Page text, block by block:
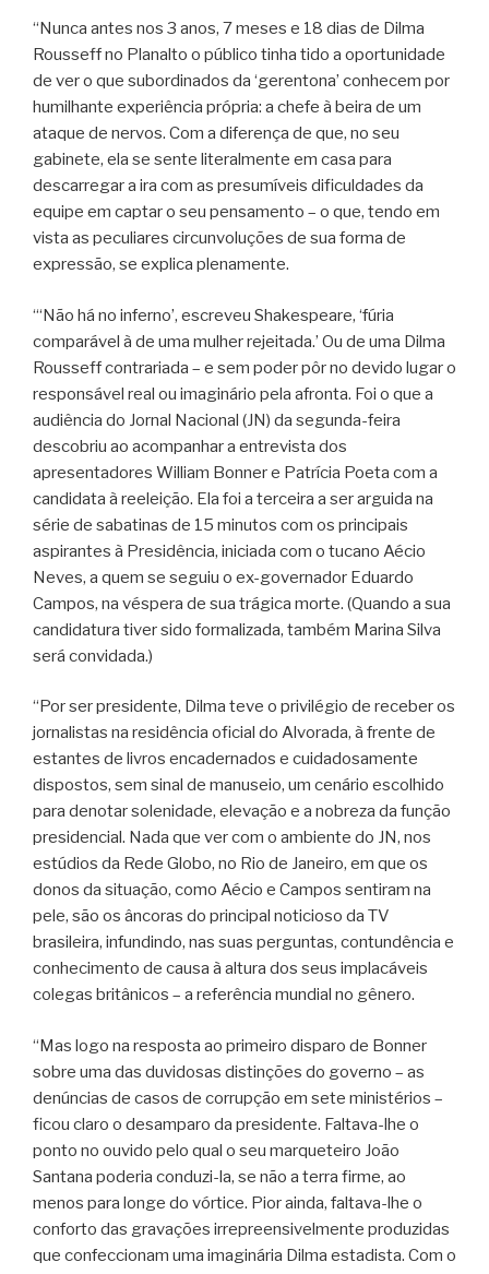
“Nunca antes nos 3 anos, 7 meses e 18 dias de Dilma
Rousseff no Planalto o público tinha tido a oportunidade
de ver o que subordinados da ‘gerentona’ conhecem por
humilhante experiência própria: a chefe à beira de um
ataque de nervos. Com a diferença de que, no seu
gabinete, ela se sente literalmente em casa para
descarregar a ira com as presumíveis dificuldades da
equipe em captar o seu pensamento – o que, tendo em
vista as peculiares circunvoluções de sua forma de
expressão, se explica plenamente.
“‘Não há no inferno’, escreveu Shakespeare, ‘fúria
comparável à de uma mulher rejeitada.’ Ou de uma Dilma
Rousseff contrariada – e sem poder pôr no devido lugar o
responsável real ou imaginário pela afronta. Foi o que a
audiência do Jornal Nacional (JN) da segunda-feira
descobriu ao acompanhar a entrevista dos
apresentadores William Bonner e Patrícia Poeta com a
candidata à reeleição. Ela foi a terceira a ser arguida na
série de sabatinas de 15 minutos com os principais
aspirantes à Presidência, iniciada com o tucano Aécio
Neves, a quem se seguiu o ex-governador Eduardo
Campos, na véspera de sua trágica morte. (Quando a sua
candidatura tiver sido formalizada, também Marina Silva
será convidada.)
“Por ser presidente, Dilma teve o privilégio de receber os
jornalistas na residência oficial do Alvorada, à frente de
estantes de livros encadernados e cuidadosamente
dispostos, sem sinal de manuseio, um cenário escolhido
para denotar solenidade, elevação e a nobreza da função
presidencial. Nada que ver com o ambiente do JN, nos
estúdios da Rede Globo, no Rio de Janeiro, em que os
donos da situação, como Aécio e Campos sentiram na
pele, são os âncoras do principal noticioso da TV
brasileira, infundindo, nas suas perguntas, contundência e
conhecimento de causa à altura dos seus implacáveis
colegas britânicos – a referência mundial no gênero.
“Mas logo na resposta ao primeiro disparo de Bonner
sobre uma das duvidosas distinções do governo – as
denúncias de casos de corrupção em sete ministérios –
ficou claro o desamparo da presidente. Faltava-lhe o
ponto no ouvido pelo qual o seu marqueteiro João
Santana poderia conduzi-la, se não a terra firme, ao
menos para longe do vórtice. Pior ainda, faltava-lhe o
conforto das gravações irrepreensivelmente produzidas
que confeccionam uma imaginária Dilma estadista. Com o